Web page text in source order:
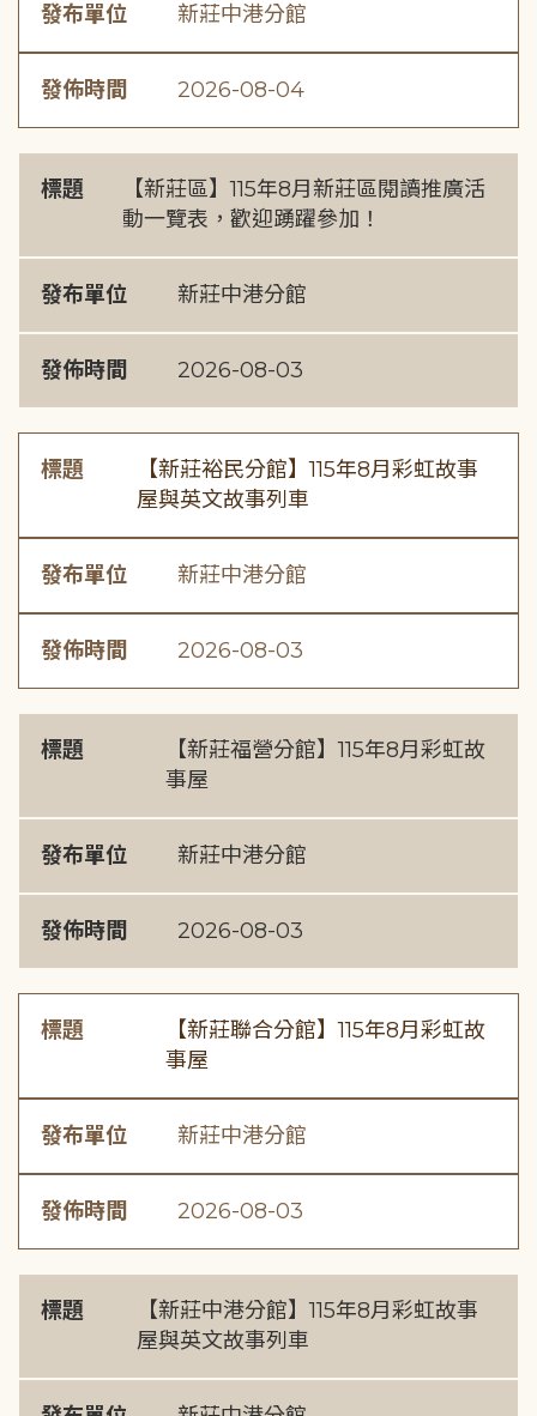
發布單位 新莊中港分館
發佈時間 2026-08-04
標題
【新莊區】115年8月新莊區閱讀推廣活
動一覽表，歡迎踴躍參加！
發布單位 新莊中港分館
發佈時間 2026-08-03
標題
【新莊裕民分館】115年8月彩虹故事
屋與英文故事列車
發布單位 新莊中港分館
發佈時間 2026-08-03
標題
【新莊福營分館】115年8月彩虹故
事屋
發布單位 新莊中港分館
發佈時間 2026-08-03
標題
【新莊聯合分館】115年8月彩虹故
事屋
發布單位 新莊中港分館
發佈時間 2026-08-03
標題
【新莊中港分館】115年8月彩虹故事
屋與英文故事列車